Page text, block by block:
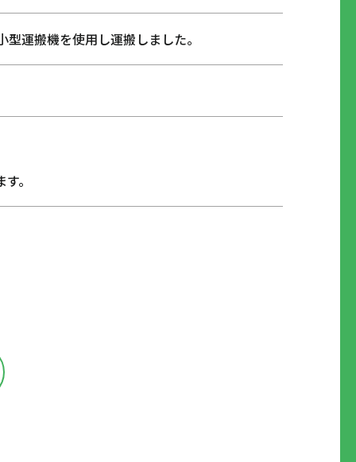
運搬機を使用し運搬しました。
。